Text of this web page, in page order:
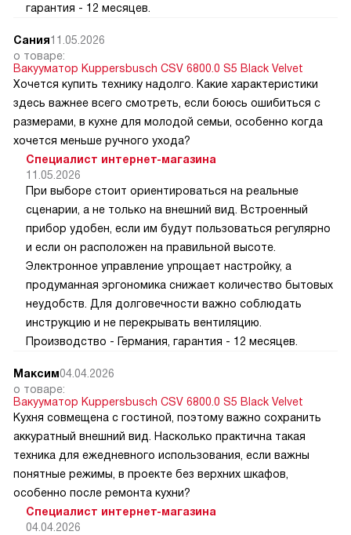
гарантия - 12 месяцев.
Сания11.05.2026
о товаре:
Вакууматор Kuppersbusch CSV 6800.0 S5 Black Velvet
Хочется купить технику надолго. Какие характеристики
здесь важнее всего смотреть, если боюсь ошибиться с
размерами, в кухне для молодой семьи, особенно когда
хочется меньше ручного ухода?
Специалист интернет-магазина
11.05.2026
При выборе стоит ориентироваться на реальные
сценарии, а не только на внешний вид. Встроенный
прибор удобен, если им будут пользоваться регулярно
и если он расположен на правильной высоте.
Электронное управление упрощает настройку, а
продуманная эргономика снижает количество бытовых
неудобств. Для долговечности важно соблюдать
инструкцию и не перекрывать вентиляцию.
Производство - Германия, гарантия - 12 месяцев.
Максим04.04.2026
о товаре:
Вакууматор Kuppersbusch CSV 6800.0 S5 Black Velvet
Кухня совмещена с гостиной, поэтому важно сохранить
аккуратный внешний вид. Насколько практична такая
техника для ежедневного использования, если важны
понятные режимы, в проекте без верхних шкафов,
особенно после ремонта кухни?
Специалист интернет-магазина
04.04.2026